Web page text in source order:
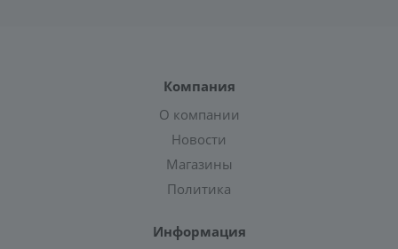
Компания
О компании
Новости
Магазины
Политика
Информация